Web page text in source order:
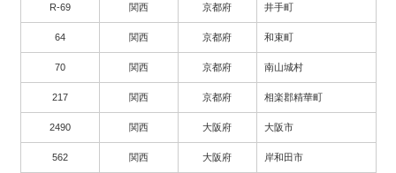
R-69 関西 京都府 井手町
64 関西 京都府 和束町
70 関西 京都府 南山城村
217 関西 京都府 相楽郡精華町
2490 関西 大阪府 大阪市
562 関西 大阪府 岸和田市